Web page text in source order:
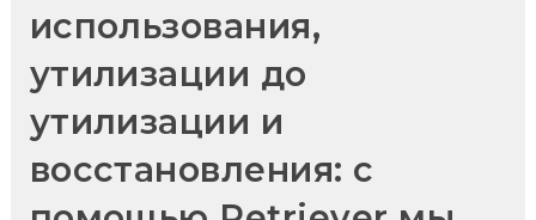
использования,
утилизации до
утилизации и
восстановления: с